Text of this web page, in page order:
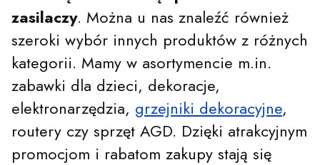
zasilaczy. Można u nas znaleźć również
szeroki wybór innych produktów z różnych
kategorii. Mamy w asortymencie m.in.
zabawki dla dzieci, dekoracje,
elektronarzędzia, grzejniki dekoracyjne,
routery czy sprzęt AGD. Dzięki atrakcyjnym
promocjom i rabatom zakupy stają się